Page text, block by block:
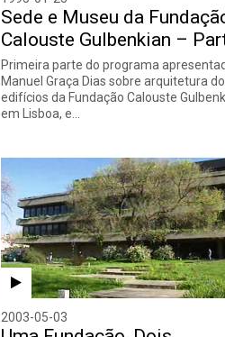
Sede e Museu da
Calouste Gulbenkian –
Primeira parte do programa
Manuel Graça Dias sobre arquitetura
edifícios da Fundação Calouste
em Lisboa, e…
2003-05-03